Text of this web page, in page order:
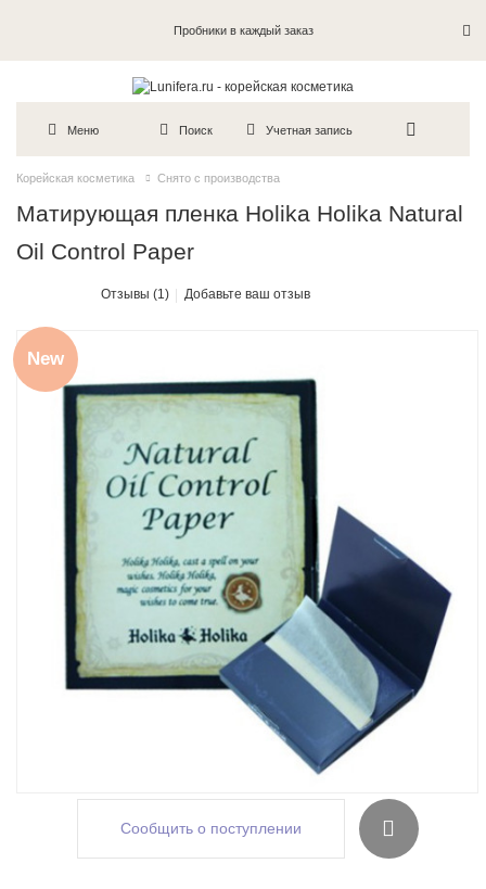
Пробники в каждый заказ
Меню Поиск Учетная запись
Корейская косметика Снято с производства
Матирующая пленка Holika Holika Natural
Oil Control Paper
Отзывы (1) Добавьте ваш отзыв
New
Сообщить о поступлении